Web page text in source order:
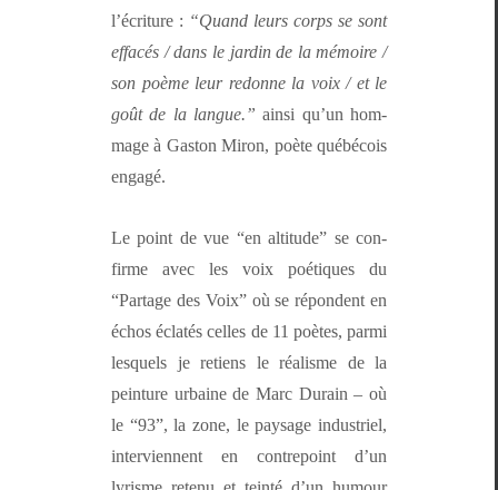
l’écri­t­ure : “Quand leurs corps se sont
effacés / dans le jardin de la mémoire /
son poème leur redonne la voix / et le
goût de la langue.” ain­si qu’un hom­
mage à Gas­ton Miron, poète québé­cois
engagé.
Le point de vue “en alti­tude” se con­
firme avec les voix poé­tiques du
“Partage des Voix” où se répon­dent en
échos éclatés celles de 11 poètes, par­mi
lesquels je retiens le réal­isme de la
pein­ture urbaine de Marc Durain – où
le “93”, la zone, le paysage indus­triel,
inter­vi­en­nent en con­tre­point d’un